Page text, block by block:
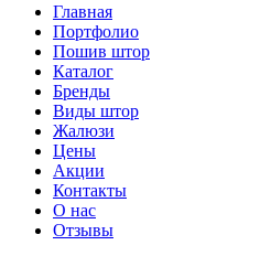
Главная
Портфолио
Пошив штор
Каталог
Бренды
Виды штор
Жалюзи
Цены
Акции
Контакты
О нас
Отзывы